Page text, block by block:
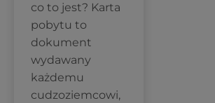
co to jest? Karta
pobytu to
dokument
wydawany
każdemu
cudzoziemcowi,